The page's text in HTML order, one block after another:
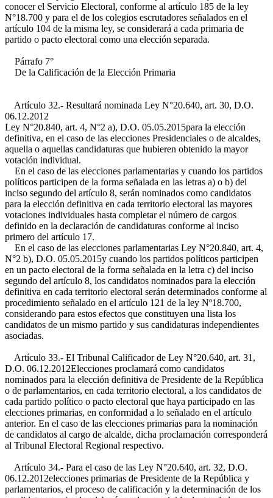
conocer el Servicio Electoral, conforme al artículo 185 de la ley
N°18.700 y para el de los colegios escrutadores señalados en el
artículo 104 de la misma ley, se considerará a cada primaria de
partido o pacto electoral como una elección separada.
Párrafo 7°
De la Calificación de la Elección Primaria
Artículo 32.- Resultará nominada Ley N°20.640, art. 30, D.O.
06.12.2012
Ley N°20.840, art. 4, N°2 a), D.O. 05.05.2015para la elección
definitiva, en el caso de las elecciones Presidenciales o de alcaldes,
aquella o aquellas candidaturas que hubieren obtenido la mayor
votación individual.
En el caso de las elecciones parlamentarias y cuando los partidos
políticos participen de la forma señalada en las letras a) o b) del
inciso segundo del artículo 8, serán nominados como candidatos
para la elección definitiva en cada territorio electoral las mayores
votaciones individuales hasta completar el número de cargos
definido en la declaración de candidaturas conforme al inciso
primero del artículo 17.
En el caso de las elecciones parlamentarias Ley N°20.840, art. 4,
N°2 b), D.O. 05.05.2015y cuando los partidos políticos participen
en un pacto electoral de la forma señalada en la letra c) del inciso
segundo del artículo 8, los candidatos nominados para la elección
definitiva en cada territorio electoral serán determinados conforme al
procedimiento señalado en el artículo 121 de la ley Nº18.700,
considerando para estos efectos que constituyen una lista los
candidatos de un mismo partido y sus candidaturas independientes
asociadas.
Artículo 33.- El Tribunal Calificador de Ley N°20.640, art. 31,
D.O. 06.12.2012Elecciones proclamará como candidatos
nominados para la elección definitiva de Presidente de la República
o de parlamentarios, en cada territorio electoral, a los candidatos de
cada partido político o pacto electoral que haya participado en las
elecciones primarias, en conformidad a lo señalado en el artículo
anterior. En el caso de las elecciones primarias para la nominación
de candidatos al cargo de alcalde, dicha proclamación corresponderá
al Tribunal Electoral Regional respectivo.
Artículo 34.- Para el caso de las Ley N°20.640, art. 32, D.O.
06.12.2012elecciones primarias de Presidente de la República y
parlamentarios, el proceso de calificación y la determinación de los